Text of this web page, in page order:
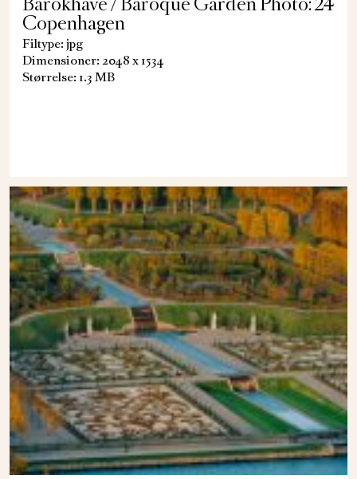
Copenhagen
Filtype: jpg
Dimensioner: 2048 x 1534
Størrelse: 1.3 MB